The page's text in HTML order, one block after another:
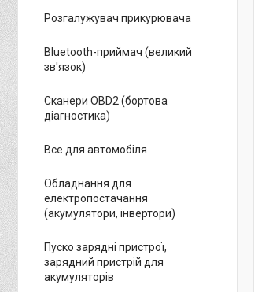
Розгалужувач прикурювача
Bluetooth-приймач (великий
зв'язок)
Сканери OBD2 (бортова
діагностика)
Все для автомобіля
Обладнання для
електропостачання
(акумулятори, інвертори)
Пуско зарядні пристрої,
зарядний пристрій для
акумуляторів